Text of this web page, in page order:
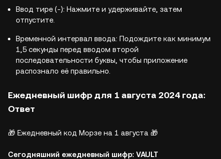
Ввод тире (-): Нажмите и удерживайте, затем
отпустите.
Временной интервал ввода: Подождите как минимум
1,5 секунды перед вводом второй
последовательности буквы, чтобы приложение
распознало её правильно.
Ежедневный шифр для 1 августа 2024 года:
Ответ
🎁 Ежедневный код Морзе на 1 августа 🎁
Сегодняшний ежедневный шифр: VAULT